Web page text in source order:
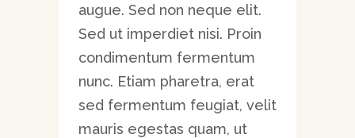
augue. Sed non neque elit.
Sed ut imperdiet nisi. Proin
condimentum fermentum
nunc. Etiam pharetra, erat
sed fermentum feugiat, velit
mauris egestas quam, ut